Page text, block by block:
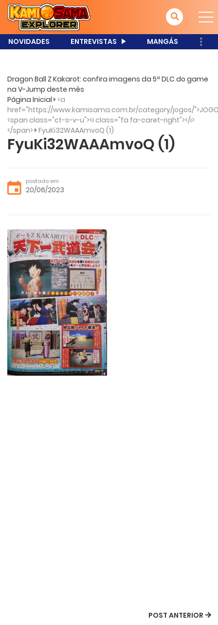
NOVIDADES ENTREVISTAS MANGÁS
Dragon Ball Z Kakarot: confira imagens da 5ª DLC do game
na V-Jump deste mês
Página Inicial <a
href="https://www.kamisama.com.br/category/jogos/
<span class="ct-s-v-u"><i class="fa fa-caret-right"></i>
</span> FyuKi32WAAAmvoQ (1)
FyuKi32WAAAmvoQ (1)
postado em
20/06/2023
POST ANTERIOR